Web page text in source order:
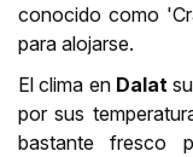
conocido como
para alojarse.
El clima en Dalat
por sus
bastante fresco